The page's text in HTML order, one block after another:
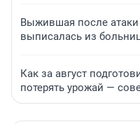
Выжившая после атаки
выписалась из
Как за август
потерять урожай —